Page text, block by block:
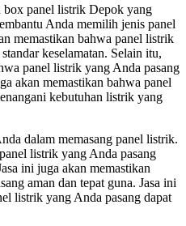
box panel listrik Depok yang
Anda memilih jenis panel
memastikan bahwa panel listrik
keselamatan. Selain itu,
panel listrik yang Anda pasang
akan memastikan bahwa panel
kebutuhan listrik yang
dalam memasang panel listrik.
listrik yang Anda pasang
ini juga akan memastikan
aman dan tepat guna. Jasa ini
listrik yang Anda pasang dapat